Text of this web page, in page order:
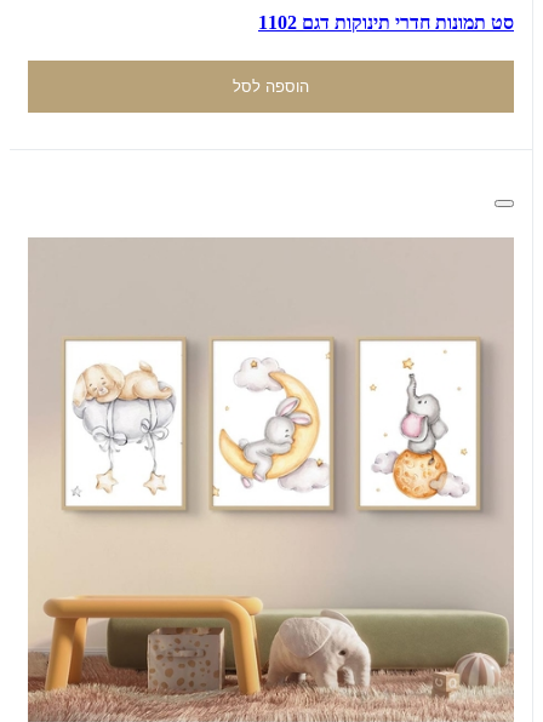
סט תמונות חדרי תינוקות דגם 1102
הוספה לסל